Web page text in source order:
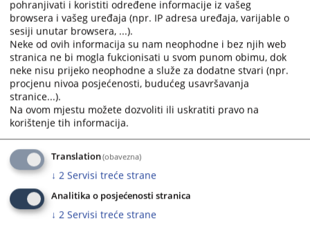
dokumenti budu potrebni. Molimo također da Uredu
proslijedite i sve dodatne informacije ili kopije
dokumenata do kojih možete naknadno doći u posjed,
a od značaja su za Vašu pritužbu.
Vašu pritužbu možete poslati koristeći formular u
prilogu, na e-mail adresuvstvprituzbe@pravosudje.ba
Sve dodatne dokumente koje želite priložiti možete
takođe poslati u prilogu istog e-maila. Molimo da
da budu u nekom od slijedećih standardnih formata:
MS word (doc), rtf, pdf, txt, img ili jpg.
3828PREGLEDA
pohranjivati i koristiti određene informacije iz vašeg
browsera i vašeg uređaja (npr. IP adresa uređaja, varijable o
sesiji unutar browsera, ...).
Neke od ovih informacija su nam neophodne i bez njih web
stranica ne bi mogla fukcionisati u svom punom obimu, dok
neke nisu prijeko neophodne a služe za dodatne stvari (npr.
procjenu nivoa posjećenosti, budućeg usavršavanja
stranice...).
Na ovom mjestu možete dozvoliti ili uskratiti pravo na
korištenje tih informacija.
Translation(obavezna)
↓ 2 Servisi treće strane
Analitika o posjećenosti stranica
↓ 2 Servisi treće strane